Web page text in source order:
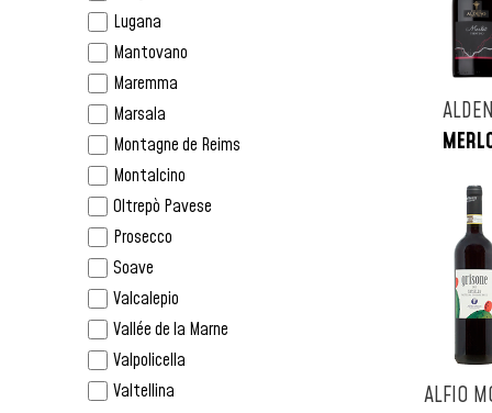
Martinica
Messico
Monaco
Nicaragua
Norvegia
Nuova Zelanda
Olanda
Peru
Polonia
Portogallo
Repubblica Ceca
Repubblica Domenicana
Russia
Campania
Puglia
Sicilia
Sardegna
Champagne
Alsazia
Borgogna
Jura
Bordeaux
Valle Della Loira
Lugana
Mantovano
Maremma
Marsala
Montagne de Reims
Montalcino
Oltrepò Pavese
Prosecco
Soave
Valcalepio
Vallée de la Marne
Valpolicella
Valtellina
ALFIO